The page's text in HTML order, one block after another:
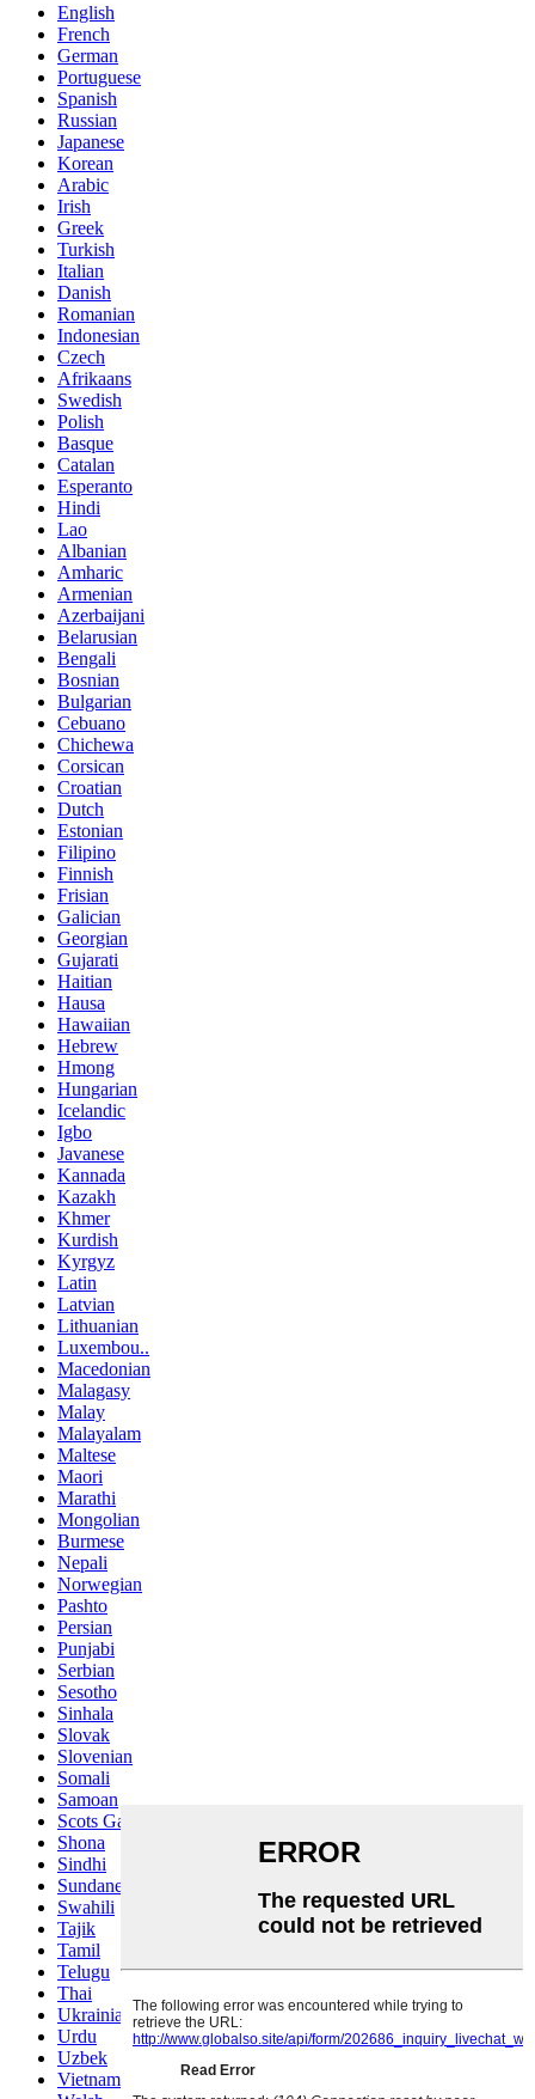
English
French
German
Portuguese
Spanish
Russian
Japanese
Korean
Arabic
Irish
Greek
Turkish
Italian
Danish
Romanian
Indonesian
Czech
Afrikaans
Swedish
Polish
Basque
Catalan
Esperanto
Hindi
Lao
Albanian
Amharic
Armenian
Azerbaijani
Belarusian
Bengali
Bosnian
Bulgarian
Cebuano
Chichewa
Corsican
Croatian
Dutch
Estonian
Filipino
Finnish
Frisian
Galician
Georgian
Gujarati
Haitian
Hausa
Hawaiian
Hebrew
Hmong
Hungarian
Icelandic
Igbo
Javanese
Kannada
Kazakh
Khmer
Kurdish
Kyrgyz
Latin
Latvian
Lithuanian
Luxembou..
Macedonian
Malagasy
Malay
Malayalam
Maltese
Maori
Marathi
Mongolian
Burmese
Nepali
Norwegian
Pashto
Persian
Punjabi
Serbian
Sesotho
Sinhala
Slovak
Slovenian
Somali
Samoan
Scots Gaelic
Shona
Sindhi
Sundanese
Swahili
Tajik
Tamil
Telugu
Thai
Ukrainian
Urdu
Uzbek
Vietnamese